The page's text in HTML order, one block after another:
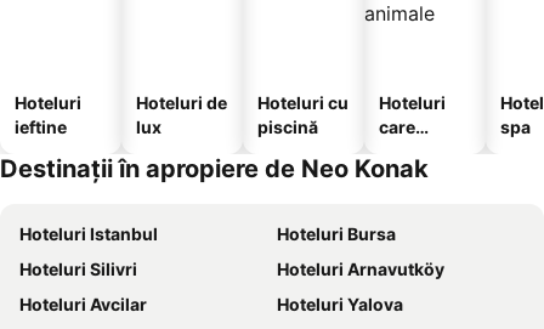
Hoteluri
ieftine
Hoteluri de
lux
Hoteluri cu
piscină
Hoteluri
care
animale
spa
Destinații în apropiere de Neo Konak
Hoteluri Istanbul
Hoteluri Bursa
Hoteluri Silivri
Hoteluri Arnavutköy
Hoteluri Avcilar
Hoteluri Yalova